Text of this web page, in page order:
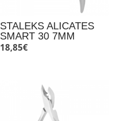
STALEKS ALICATES
SMART 30 7MM
18,85€